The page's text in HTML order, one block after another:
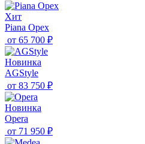
Хит
Piana Орех
от 65 700 ₽
Новинка
AGStyle
от 83 750 ₽
Новинка
Opera
от 71 950 ₽